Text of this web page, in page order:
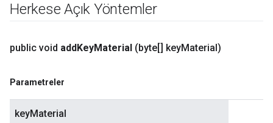
Herkese Açık Yöntemler
public void addKeyMaterial (byte[] keyMaterial)
Parametreler
keyMaterial